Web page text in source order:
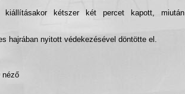
kiállításakor kétszer két percet kapott, miután
hajrában nyitott védekezésével döntötte el.
néző